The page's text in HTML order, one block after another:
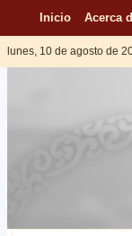
Inicio Acerca
lunes, 10 de agosto de